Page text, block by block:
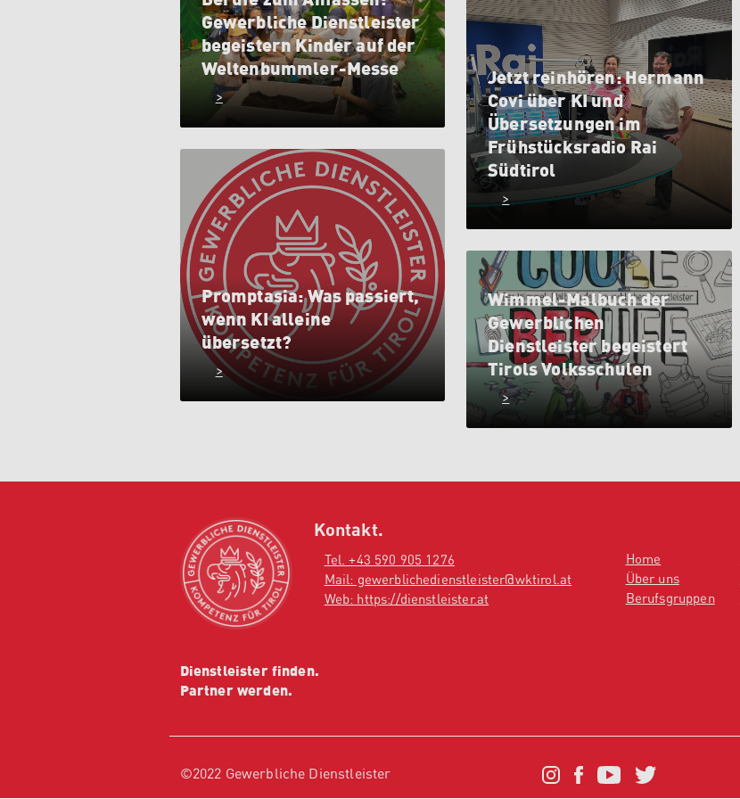
Gewerbliche Dienstleister
begeistern Kinder auf der
Weltenbummler-Messe
>
Jetzt reinhören: Hermann
Covi über KI und
Übersetzungen im
Frühstücksradio Rai
Südtirol
>
Promptasia: Was passiert,
wenn KI alleine
übersetzt?
>
Wimmel-Malbuch der
Gewerblichen
Dienstleister begeistert
Tirols Volksschulen
>
Kontakt.
Tel. +43 590 905 1276
Mail: gewerblichedienstleister@wktirol.at
Web: https://dienstleister.at
Home
Über uns
Berufsgruppen
Dienstleister finden.
Partner werden.
©2022 Gewerbliche Dienstleister